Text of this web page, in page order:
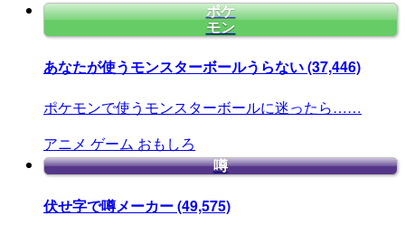
ポケ
モン
あなたが使うモンスターボールうらない(37,446)
ポケモンで使うモンスターボールに迷ったら……
アニメ ゲーム おもしろ
噂
伏せ字で噂メーカー(49,575)